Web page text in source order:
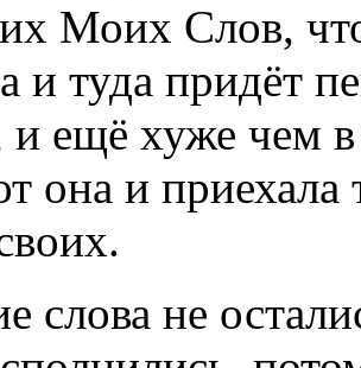
Моих Слов,
и туда придёт
ещё хуже чем
она и приехала
слова не